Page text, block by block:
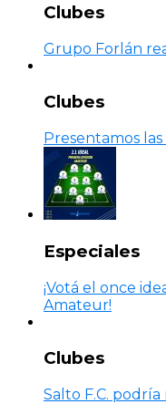
Clubes
Grupo Forlán
Clubes
Presentamos las
Especiales
¡Votá el once
Amateur!
Clubes
Salto F.C.